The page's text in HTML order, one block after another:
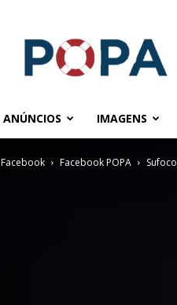
ANÚNCIOS IMAGENS
Facebook Facebook POPA Sufoco